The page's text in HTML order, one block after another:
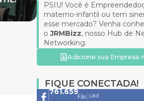
PSIU! Você é
materno-infantil ou tem
esse mercado? Venha
oJRMBizz, nosso Hub de
Networking:
Adicione sua Empresa
FIQUE CONECTADA!
761.659
Fãs LIKE